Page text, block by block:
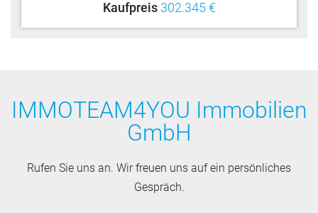
Kaufpreis 302.345 €
IMMOTEAM4YOU Immobilien
GmbH
Rufen Sie uns an. Wir freuen uns auf ein persönliches
Gespräch.